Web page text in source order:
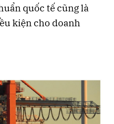
quốc tế cũng là
kiện cho doanh